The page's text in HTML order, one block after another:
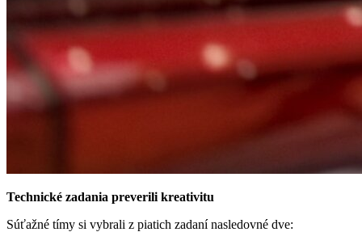
Technické zadania preverili kreativitu
Súťažné tímy si vybrali z piatich zadaní nasledovné dve: